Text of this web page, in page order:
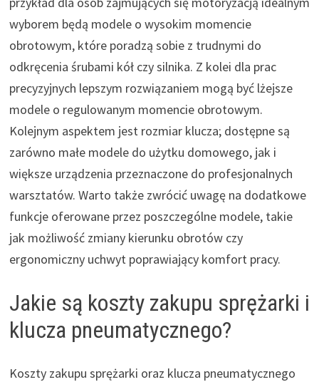
wyborem będą modele o wysokim momencie
obrotowym, które poradzą sobie z trudnymi do
odkręcenia śrubami kół czy silnika. Z kolei dla prac
precyzyjnych lepszym rozwiązaniem mogą być lżejsze
modele o regulowanym momencie obrotowym.
Kolejnym aspektem jest rozmiar klucza; dostępne są
zarówno małe modele do użytku domowego, jak i
większe urządzenia przeznaczone do profesjonalnych
warsztatów. Warto także zwrócić uwagę na dodatkowe
funkcje oferowane przez poszczególne modele, takie
jak możliwość zmiany kierunku obrotów czy
ergonomiczny uchwyt poprawiający komfort pracy.
Jakie są koszty zakupu sprężarki i
klucza pneumatycznego?
Koszty zakupu sprężarki oraz klucza pneumatycznego